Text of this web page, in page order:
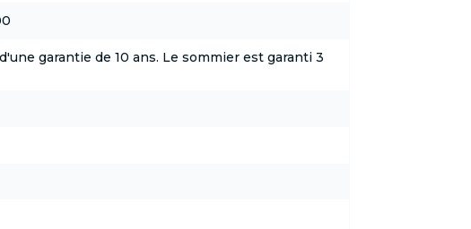
garantie de 10 ans. Le sommier est garanti 3